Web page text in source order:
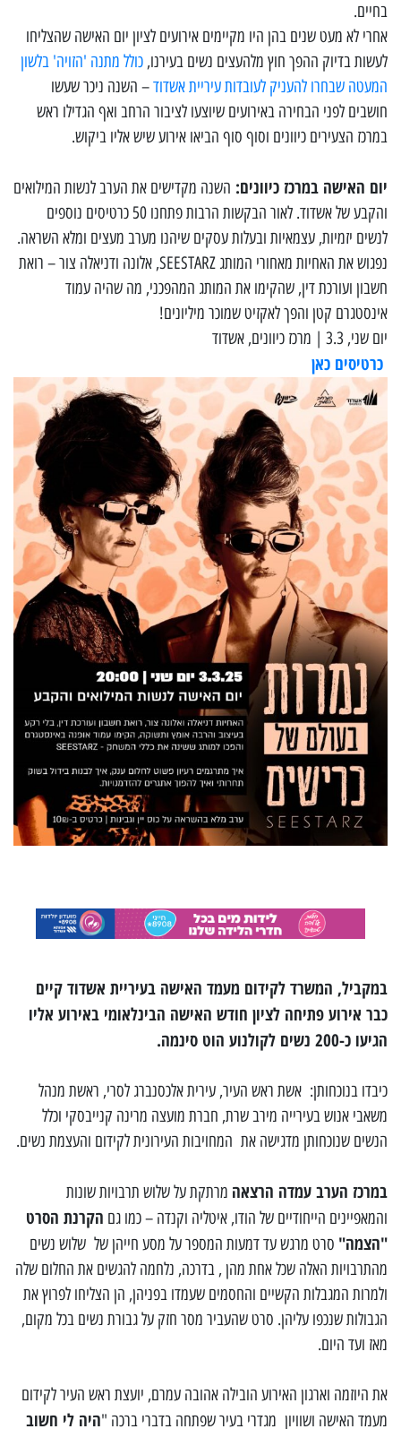
בחיים.
אחרי לא מעט שנים בהן היו מקיימים אירועים לציון יום האישה שהצליחו
לעשות בדיוק ההפך חוץ מלהעצים נשים בעירנו, כולל מתנה 'הזויה' בלשון
המעטה שבחרו להעניק לעובדות עיריית אשדוד– השנה ניכר שעשו
חושבים לפני הבחירה באירועים שיוצעו לציבור הרחב ואף הגדילו ראש
במרכז הצעירים כיוונים וסוף סוף הביאו אירוע שיש אליו ביקוש.
יום האישה במרכז כיוונים: השנה מקדישים את הערב לנשות המילואים
והקבע של אשדוד. לאור הבקשות הרבות פתחנו 50 כרטיסים נוספים
לנשים יזמיות, עצמאיות ובעלות עסקים שיהנו מערב מעצים ומלא השראה.
נפגוש את האחיות מאחורי המותג SEESTARZ, אלונה ודניאלה צור – רואת
חשבון ועורכת דין, שהקימו את המותג המהפכני, מה שהיה עמוד
אינסטגרם קטן והפך לאקזיט שמוכר מיליונים!
יום שני, 3.3 | מרכז כיוונים, אשדוד
כרטיסים כאן
במקביל, המשרד לקידום מעמד האישה בעיריית אשדוד קיים
כבר אירוע פתיחה לציון חודש האישה הבינלאומי באירוע אליו
הגיעו כ-200 נשים לקולנוע הוט סינמה.
כיבדו בנוכחותן: אשת ראש העיר, עירית אלכסנברג לסרי, ראשת מנהל
משאבי אנוש בעירייה מירב שרת, חברת מועצה מרינה קנייבסקי וכלל
הנשים שנוכחותן מדגישה את המחויבות העירונית לקידום והעצמת נשים.
במרכז הערב עמדה הרצאה מרתקת על שלוש תרבויות שונות
והמאפיינים הייחודיים של הודו, איטליה וקנדה – כמו גם הקרנת הסרט
"הצמה" סרט מרגש עד דמעות המספר על מסע חייהן של שלוש נשים
מהתרבויות האלה שכל אחת מהן , בדרכה, נלחמה להגשים את החלום שלה
ולמרות המגבלות הקשיים והחסמים שעמדו בפניהן, הן הצליחו לפרוץ את
הגבולות שנכפו עליהן. סרט שהעביר מסר חזק על גבורת נשים בכל מקום,
מאז ועד היום.
את היוזמה וארגון האירוע הובילה אהובה עמרם, יועצת ראש העיר לקידום
מעמד האישה ושוויון מגדרי בעיר שפתחה בדברי ברכה "היה לי חשוב